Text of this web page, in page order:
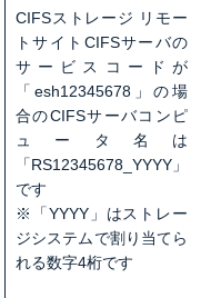
CIFSストレージ リモー
トサイトCIFSサーバの
サービスコードが
「esh12345678」の場
合のCIFSサーバコンピ
ュータ名は
「RS12345678_YYYY」
です
※「YYYY」はストレー
ジシステムで割り当てら
れる数字4桁です